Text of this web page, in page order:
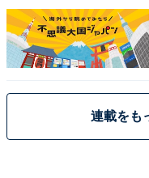
連載をも